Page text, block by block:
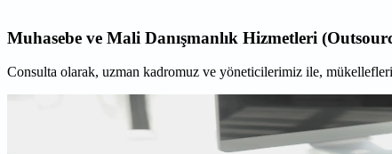
Muhasebe ve Mali Danışmanlık Hizmetleri
Consulta olarak, uzman kadromuz ve yöneticilerimiz ile,